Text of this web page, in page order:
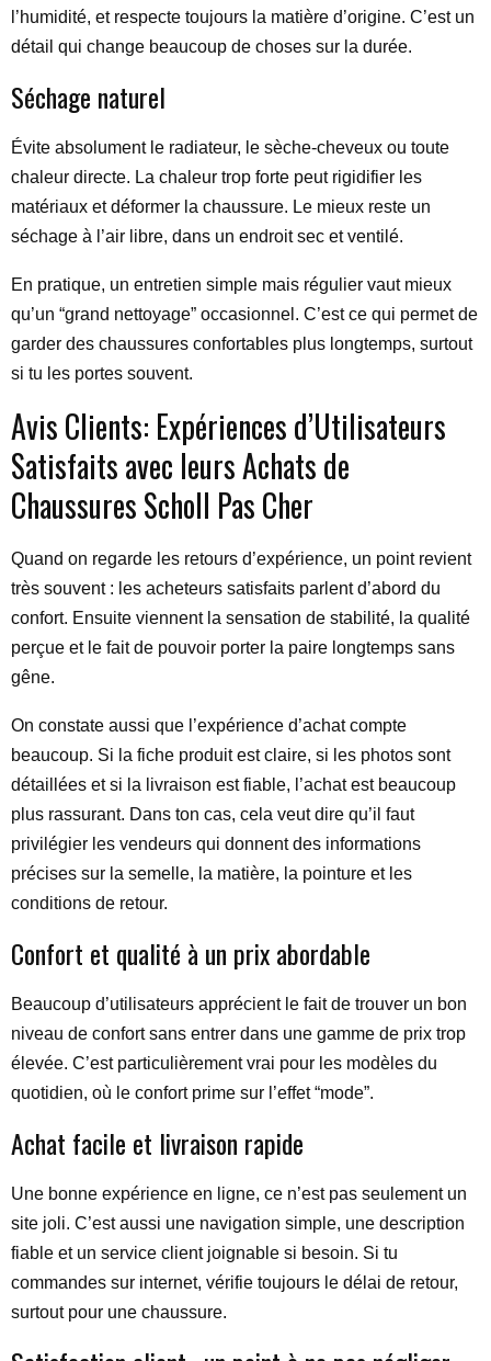
l’humidité, et respecte toujours la matière d’origine. C’est un
détail qui change beaucoup de choses sur la durée.
Séchage naturel
Évite absolument le radiateur, le sèche-cheveux ou toute
chaleur directe. La chaleur trop forte peut rigidifier les
matériaux et déformer la chaussure. Le mieux reste un
séchage à l’air libre, dans un endroit sec et ventilé.
En pratique, un entretien simple mais régulier vaut mieux
qu’un “grand nettoyage” occasionnel. C’est ce qui permet de
garder des chaussures confortables plus longtemps, surtout
si tu les portes souvent.
Avis Clients: Expériences d’Utilisateurs
Satisfaits avec leurs Achats de
Chaussures Scholl Pas Cher
Quand on regarde les retours d’expérience, un point revient
très souvent : les acheteurs satisfaits parlent d’abord du
confort. Ensuite viennent la sensation de stabilité, la qualité
perçue et le fait de pouvoir porter la paire longtemps sans
gêne.
On constate aussi que l’expérience d’achat compte
beaucoup. Si la fiche produit est claire, si les photos sont
détaillées et si la livraison est fiable, l’achat est beaucoup
plus rassurant. Dans ton cas, cela veut dire qu’il faut
privilégier les vendeurs qui donnent des informations
précises sur la semelle, la matière, la pointure et les
conditions de retour.
Confort et qualité à un prix abordable
Beaucoup d’utilisateurs apprécient le fait de trouver un bon
niveau de confort sans entrer dans une gamme de prix trop
élevée. C’est particulièrement vrai pour les modèles du
quotidien, où le confort prime sur l’effet “mode”.
Achat facile et livraison rapide
Une bonne expérience en ligne, ce n’est pas seulement un
site joli. C’est aussi une navigation simple, une description
fiable et un service client joignable si besoin. Si tu
commandes sur internet, vérifie toujours le délai de retour,
surtout pour une chaussure.